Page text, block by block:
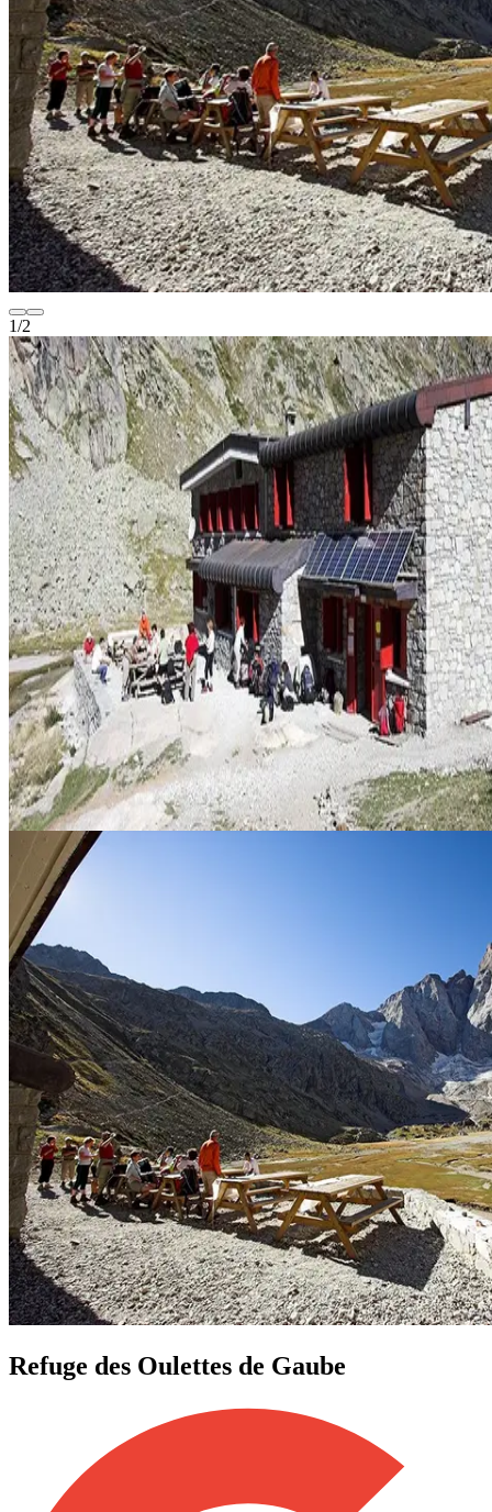
1/2
Refuge des Oulettes de Gaube